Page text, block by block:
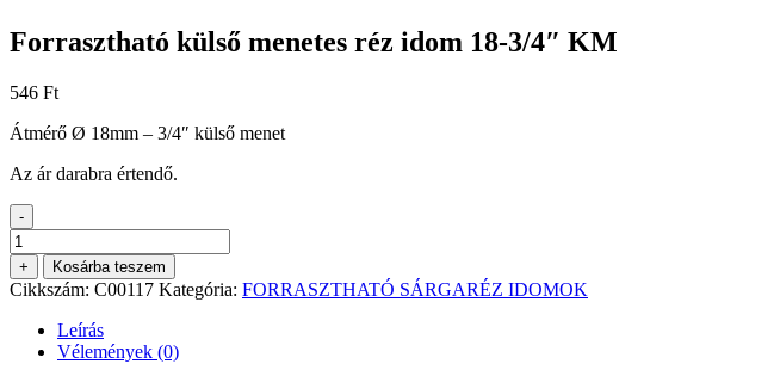
Forrasztható külső menetes réz idom 18-3/4″ KM
546 Ft
Átmérő Ø 18mm – 3/4″ külső menet
Az ár darabra értendő.
-
Forrasztható
külső
menetes
réz
idom
+ Kosárba teszem
Cikkszám: C00117 Kategória: FORRASZTHATÓ SÁRGARÉZ IDOMOK
Leírás
Vélemények (0)